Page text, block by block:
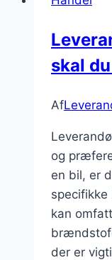
skal
Af
og
en bil, er
kan
der er